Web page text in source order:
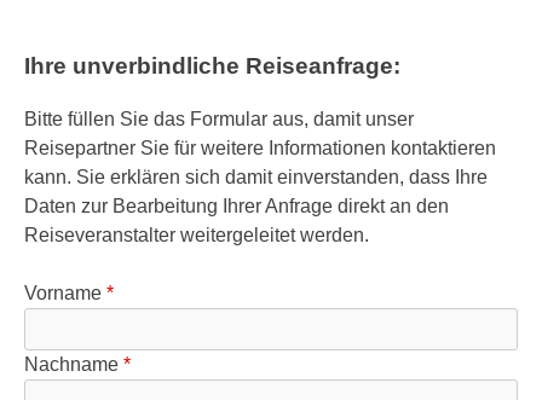
Ihre unverbindliche Reiseanfrage:
Bitte füllen Sie das Formular aus, damit unser
Reisepartner Sie für weitere Informationen kontaktieren
kann. Sie erklären sich damit einverstanden, dass Ihre
Daten zur Bearbeitung Ihrer Anfrage direkt an den
Reiseveranstalter weitergeleitet werden.
Vorname *
Nachname *